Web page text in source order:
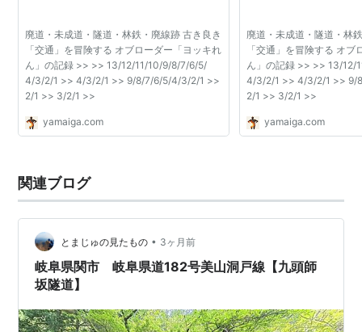
廃道・未成道・隧道・林鉄・廃線跡 古き良き
「交通」を冒険する オブローダー「ヨッキれ
ん」の記録 >> >> 13/12/11/10/9/8/7/6/5/
4/3/2/1 >> 4/3/2/1 >> 9/8/7/6/5/4/3/2/1 >>
2/1 >> 3/2/1 >>
yamaiga.com
廃道・未成道・隧道・林
「交通」を冒険する オ
ん」の記録 >> >> 13/12/
4/3/2/1 >> 4/3/2/1 >> 9/
2/1 >> 3/2/1 >>
yamaiga.com
関連ブログ
とまじゅの見たもの • 3ヶ月前
岐阜県関市 岐阜県道182号美山洞戸線【九頭師
坂隧道】